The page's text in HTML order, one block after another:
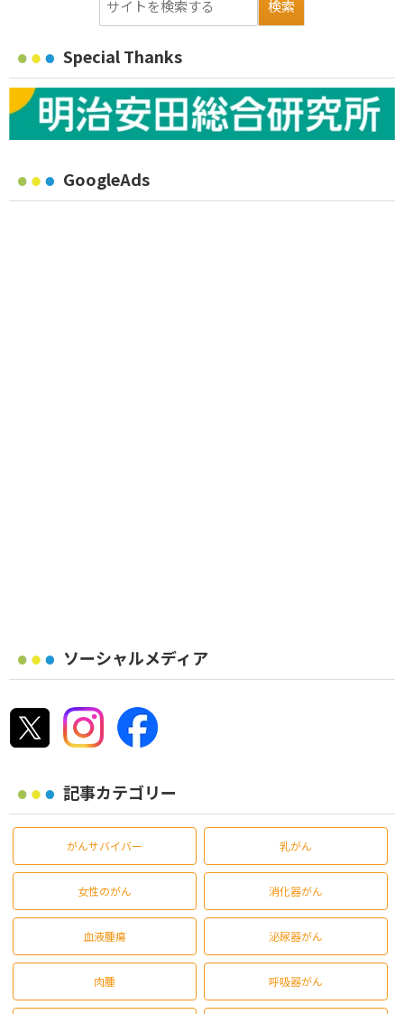
Special Thanks
GoogleAds
ソーシャルメディア
記事カテゴリー
がんサバイバー 乳がん
女性のがん 消化器がん
血液腫瘍 泌尿器がん
肉腫 呼吸器がん